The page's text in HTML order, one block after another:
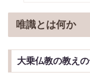
唯識とは何か
大乗仏教の教え